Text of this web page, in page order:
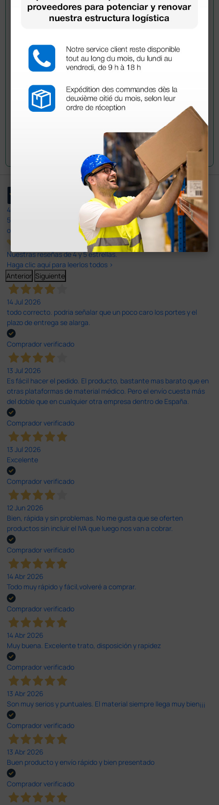
Pregúntale a un colega
Envía ahora mismo tu pregunta a los colegas que ya
han adquirido este producto.
Envía tu pregunta
4,4
597
opiniones
Nuestras reseñas de 4 y 5 estrellas.
Haga clic aquí para leerlos todos >
Anterior Siguiente
14 Jul 2026
todo correcto. podria señalar que un poco caro los portes y el
plazo de entrega se alarga.
Comprador verificado
13 Jul 2026
Es fácil hacer el pedido. El producto, bastante mas barato que en
otras plataformas de material médico. Pero el envío cuesta más
del doble que en cualquier otra empresa dentro de España.
Comprador verificado
13 Jul 2026
Excelente
Comprador verificado
12 Jun 2026
Bien, rápida y sin problemas. No me gusta que se oferten
productos sin incluir el IVA que luego nos van a cobrar.
Comprador verificado
14 Abr 2026
Todo muy rápido y fácil,volveré a comprar.
Comprador verificado
14 Abr 2026
Muy buena. Excelente trato, disposición y rapidez
Comprador verificado
13 Abr 2026
Son muy serios y puntuales. El material siempre llega muy bien¡¡¡
Comprador verificado
13 Abr 2026
Buen producto y envío rápido y bien presentado
Comprador verificado